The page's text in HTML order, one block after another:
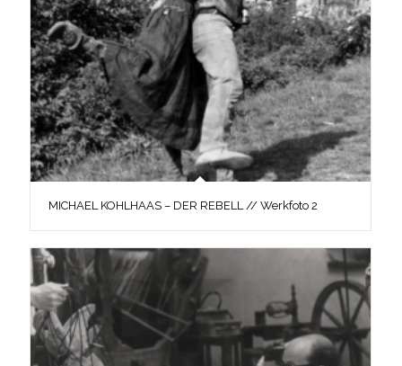
MICHAEL KOHLHAAS – DER REBELL // Werkfoto 2